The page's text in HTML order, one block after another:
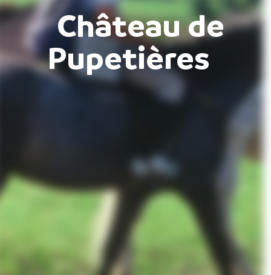
Château de
Pupetières